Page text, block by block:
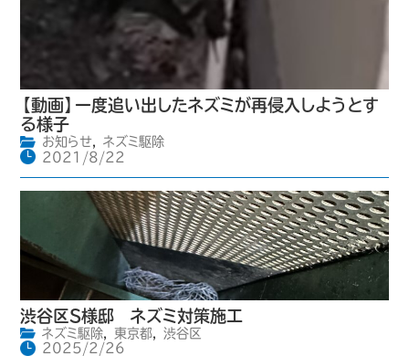
【動画】一度追い出したネズミが再侵入しようとす
る様子
お知らせ,
ネズミ駆除
2021/8/22
渋谷区S様邸 ネズミ対策施工
ネズミ駆除, 東京都,
渋谷区
2025/2/26